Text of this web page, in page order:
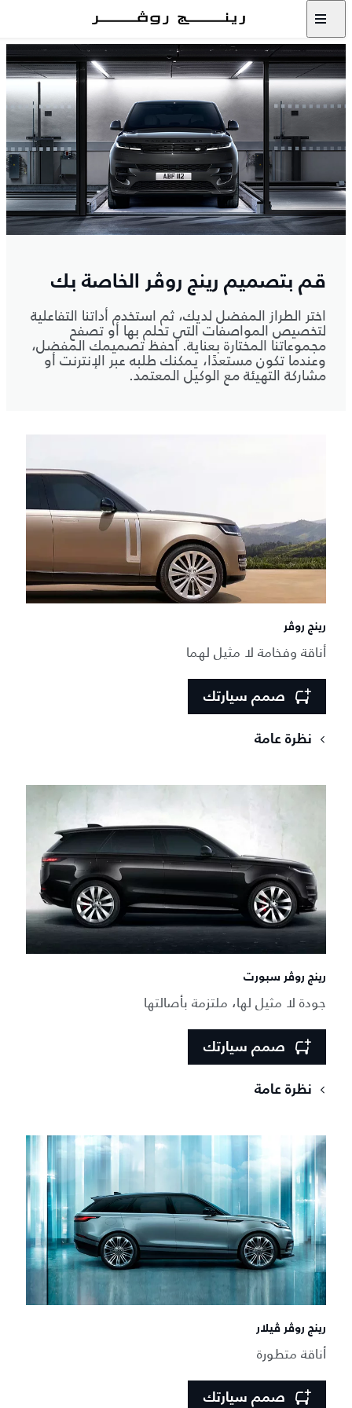
قم بتصميم رينج روڤر الخاصة بك
اختر الطراز المفضل لديك، ثم استخدم أداتنا التفاعلية
لتخصيص المواصفات التي تحلم بها أو تصفح
مجموعاتنا المختارة بعناية. احفظ تصميمك المفضل،
وعندما تكون مستعدًا، يمكنك طلبه عبر الإنترنت أو
مشاركة التهيئة مع الوكيل المعتمد.
رينج روڤر
أناقة وفخامة لا مثيل لهما
صمم سيارتك
نظرة عامة
رينج روڤر سبورت
جودة لا مثيل لها، ملتزمة بأصالتها
صمم سيارتك
نظرة عامة
رينج روڤر ڤيلار
أناقة متطورة
صمم سيارتك